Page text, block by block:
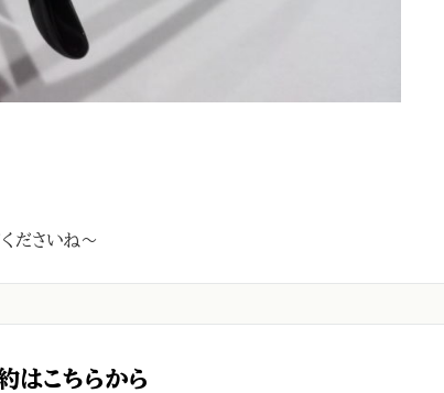
ださいね～
はこちらから